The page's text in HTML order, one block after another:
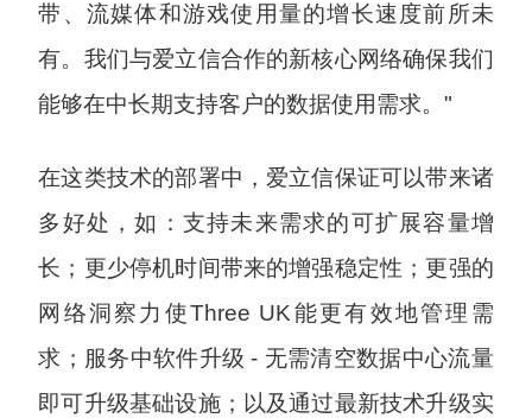
带、流媒体和游戏使用量的增长速度前所未
有。我们与爱立信合作的新核心网络确保我们
能够在中长期支持客户的数据使用需求。"
在这类技术的部署中，爱立信保证可以带来诸
多好处，如：支持未来需求的可扩展容量增
长；更少停机时间带来的增强稳定性；更强的
网络洞察力使Three UK能更有效地管理需
求；服务中软件升级 - 无需清空数据中心流量
即可升级基础设施；以及通过最新技术升级实